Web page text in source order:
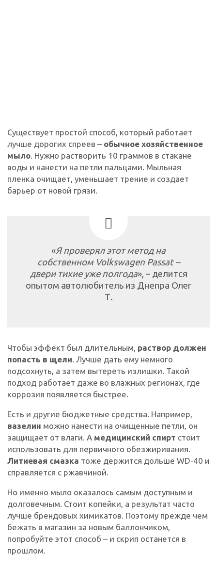
Существует простой способ, который работает
лучше дорогих спреев – обычное хозяйственное
мыло. Нужно растворить 10 граммов в стакане
воды и нанести на петли пальцами. Мыльная
пленка очищает, уменьшает трение и создает
барьер от новой грязи.
«Я проверял этот метод на
собственном Volkswagen Passat –
двери тихие уже полгода», – делится
опытом автолюбитель из Днепра Олег
Т.
Чтобы эффект был длительным, раствор должен
попасть в щели. Лучше дать ему немного
подсохнуть, а затем вытереть излишки. Такой
подход работает даже во влажных регионах, где
коррозия появляется быстрее.
Есть и другие бюджетные средства. Например,
вазелин можно нанести на очищенные петли, он
защищает от влаги. А медицинский спирт стоит
использовать для первичного обезжиривания.
Литиевая смазка тоже держится дольше WD-40 и
справляется с ржавчиной.
Но именно мыло оказалось самым доступным и
долговечным. Стоит копейки, а результат часто
лучше брендовых химикатов. Поэтому прежде чем
бежать в магазин за новым баллончиком,
попробуйте этот способ – и скрип останется в
прошлом.